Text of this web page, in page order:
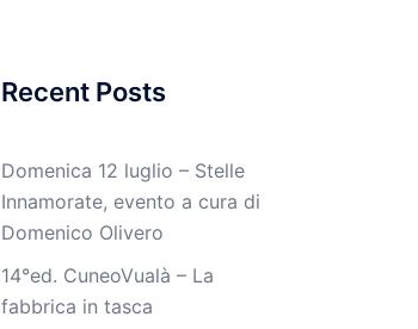
Recent Posts
Domenica 12 luglio – Stelle
Innamorate, evento a cura di
Domenico Olivero
14°ed. CuneoVualà – La
fabbrica in tasca